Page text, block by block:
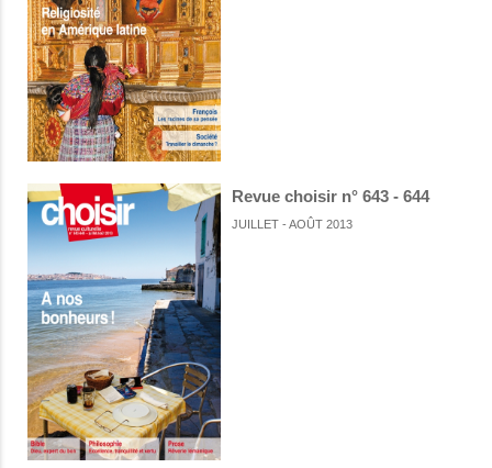
Revue choisir n° 643 - 644
JUILLET - AOÛT 2013